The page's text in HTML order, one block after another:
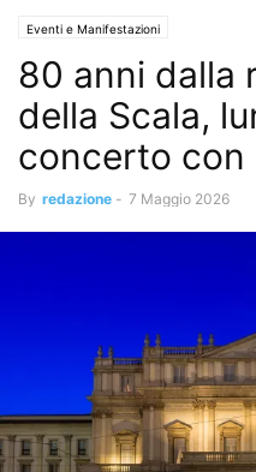
Eventi e Manifestazioni
80 anni dalla
della Scala,
concerto con
By redazione - 7 Maggio 2026